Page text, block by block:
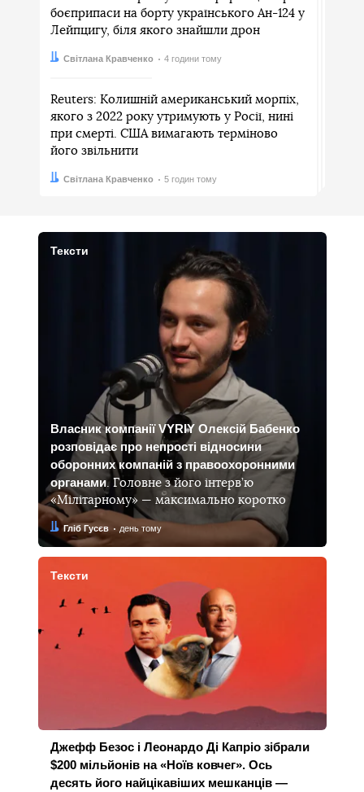
боєприпаси на борту українського Ан-124 у
Лейпцигу, біля якого знайшли дрон
Автор:
Світлана Кравченко
Дата: 4 години тому
Reuters: Колишній американський морпіх,
якого з 2022 року утримують у Росії, нині
при смерті. США вимагають терміново
його звільнити
Автор:
Світлана Кравченко
Дата: 5 годин тому
Тексти
Власник компанії VYRIY Олексій Бабенко
розповідає про непрості відносини
оборонних компаній з правоохоронними
органами. Головне з його інтерв’ю
«Мілітарному» — максимально коротко
Автор:
Гліб Гусєв
Дата: день тому
Тексти
Джефф Безос і Леонардо Ді Капріо зібрали
$200 мільйонів на «Ноїв ковчег». Ось
десять його найцікавіших мешканців —